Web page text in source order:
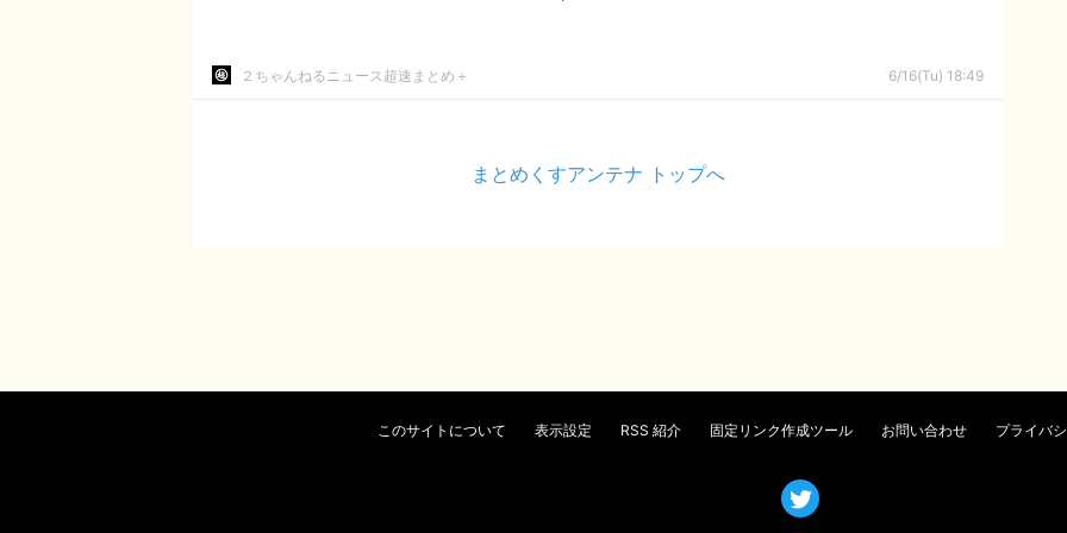
２ちゃんねるニュース超速まとめ＋ 6/16(Tu) 18:49
まとめくすアンテナ トップへ
このサイトについて 表示設定 RSS 紹介 固定リンク作成ツール お問い合わせ プライバ